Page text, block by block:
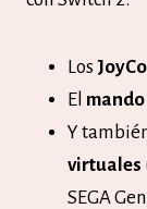
Los
El
Y
virtuales
SEGA